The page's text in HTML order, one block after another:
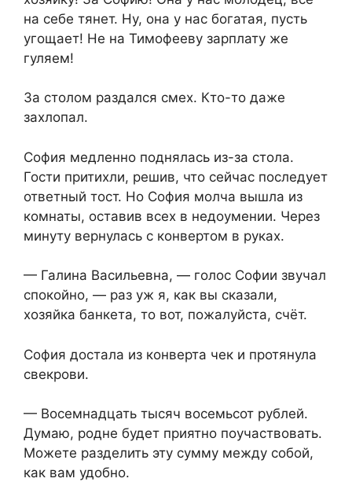
на себе тянет. Ну, она у нас богатая, пусть
угощает! Не на Тимофееву зарплату же
гуляем!
За столом раздался смех. Кто-то даже
захлопал.
София медленно поднялась из-за стола.
Гости притихли, решив, что сейчас последует
ответный тост. Но София молча вышла из
комнаты, оставив всех в недоумении. Через
минуту вернулась с конвертом в руках.
— Галина Васильевна, — голос Софии звучал
спокойно, — раз уж я, как вы сказали,
хозяйка банкета, то вот, пожалуйста, счёт.
София достала из конверта чек и протянула
свекрови.
— Восемнадцать тысяч восемьсот рублей.
Думаю, родне будет приятно поучаствовать.
Можете разделить эту сумму между собой,
как вам удобно.